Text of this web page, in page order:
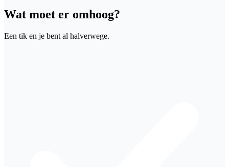
Wat moet er omhoog?
Een tik en je bent al halverwege.